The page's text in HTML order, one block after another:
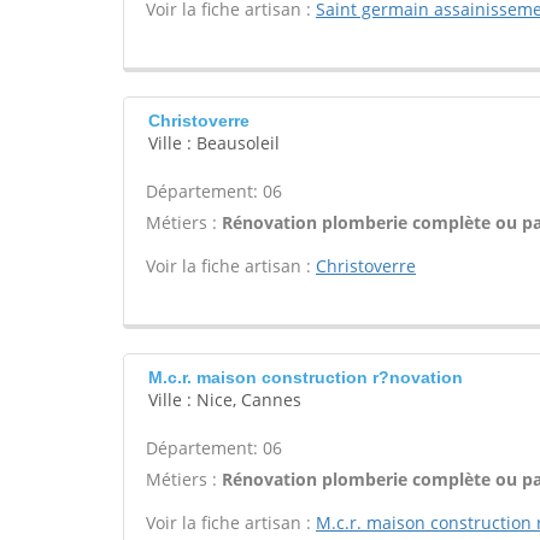
Voir la fiche artisan : Saint germain
Christoverre
Ville : Beausoleil
Département: 06
Métiers : Rénovation plomberie complète ou
Voir la fiche artisan : Christoverre
M.c.r. maison construction r?novation
Ville : Nice, Cannes
Département: 06
Métiers : Rénovation plomberie complète ou
Voir la fiche artisan : M.c.r. maison construction